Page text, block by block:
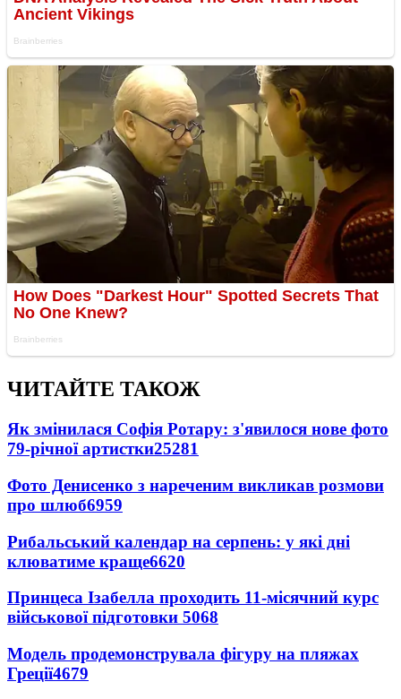
ЧИТАЙТЕ ТАКОЖ
Як змінилася Софія Ротару: з'явилося нове фото
79-річної артистки25281
Фото Денисенко з нареченим викликав розмови
про шлюб6959
Рибальський календар на серпень: у які дні
клюватиме краще6620
Принцеса Ізабелла проходить 11-місячний курс
військової підготовки 5068
Модель продемонструвала фігуру на пляжах
Греції4679